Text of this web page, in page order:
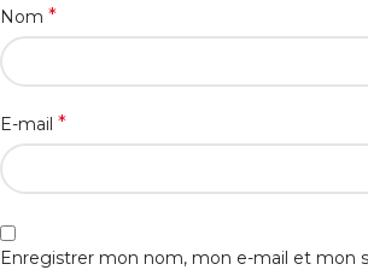
Nom *
E-mail *
Enregistrer mon nom, mon e-mail et mon